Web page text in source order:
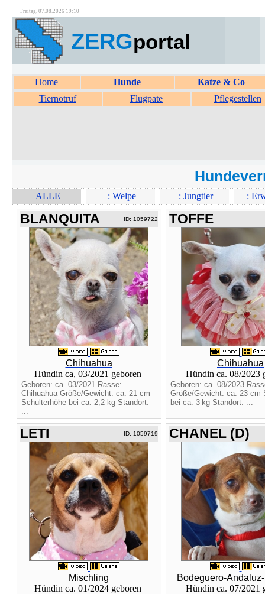
Freitag, 07.08.2026 19:10
ZERGportal
Home Hunde
Katze & Co
Tiernotruf
Flugpate Pflegestellen
ALLE : Welpe : Jungtier :
BLANQUITA ID: 1059722
Chihuahua
Hündin ca, 03/2021 geboren
Geboren: ca. 03/2021 Rasse:
Chihuahua Größe/Gewicht: ca. 21 cm
Schulterhöhe bei ca. 2,2 kg Standort:
...
TOFFE
Chihuahua
Hündin ca. 08/2023
Geboren: ca. 08/2023
Größe/Gewicht: ca. 23 cm
bei ca. 3 kg Standort: ...
LETI ID: 1059719
Mischling
Hündin ca. 01/2024 geboren
CHANEL (D)
Bodeguero-
Hündin ca. 07/2021